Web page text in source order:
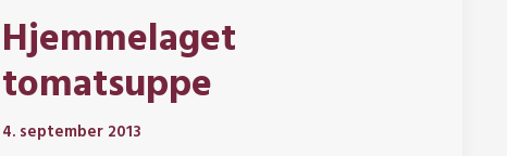
Hjemmelaget
tomatsuppe
4. september 2013